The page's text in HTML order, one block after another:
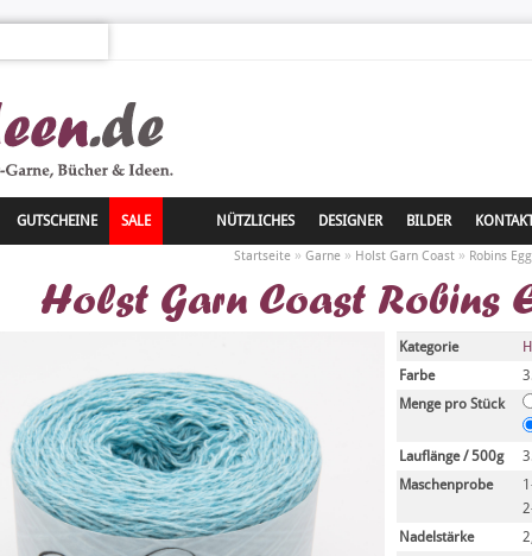
GUTSCHEINE SALE NÜTZLICHES DESIGNER BILDER
Startseite» Garne» Holst Garn Coast» Robins
Holst Garn Coast Robins
Kategorie
Farbe
Menge pro Stück
Lauflänge / 500g
Maschenprobe
Nadelstärke